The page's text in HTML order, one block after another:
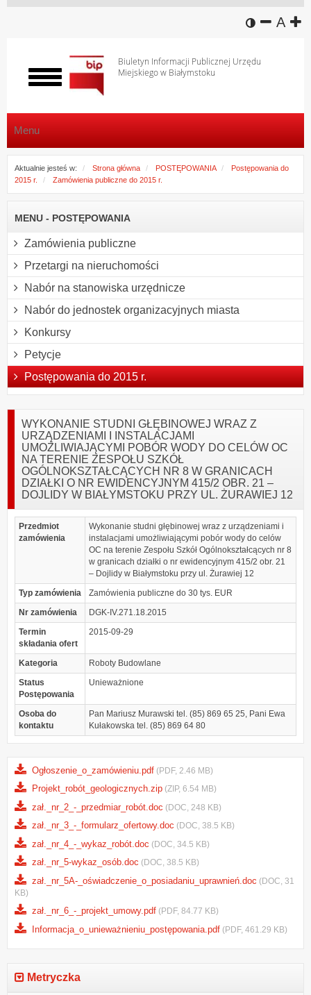
wersja
A
Biuletyn Informacji Publicznej Urzędu
Miejskiego w Białymstoku
Włącz
menu
Menu
Aktualnie jesteś w: Strona główna POSTĘPOWANIA
Postępowania do
2015 r.
Zamówienia publiczne do 2015 r.
MENU - POSTĘPOWANIA
Zamówienia publiczne
Przetargi na nieruchomości
Nabór na stanowiska urzędnicze
Nabór do jednostek organizacyjnych miasta
Konkursy
Petycje
Postępowania do 2015 r.
WYKONANIE STUDNI GŁĘBINOWEJ WRAZ Z
URZĄDZENIAMI I INSTALACJAMI
UMOŻLIWIAJĄCYMI POBÓR WODY DO CELÓW OC
NA TERENIE ZESPOŁU SZKÓŁ
OGÓLNOKSZTAŁCĄCYCH NR 8 W GRANICACH
DZIAŁKI O NR EWIDENCYJNYM 415/2 OBR. 21 –
DOJLIDY W BIAŁYMSTOKU PRZY UL. ŻURAWIEJ 12
Przedmiot
zamówienia
Wykonanie studni głębinowej wraz z urządzeniami i
instalacjami umożliwiającymi pobór wody do celów
OC na terenie Zespołu Szkół Ogólnokształcących nr 8
w granicach działki o nr ewidencyjnym 415/2 obr. 21
– Dojlidy w Białymstoku przy ul. Żurawiej 12
Typ zamówienia
Zamówienia publiczne do 30 tys. EUR
Nr zamówienia
DGK-IV.271.18.2015
Termin
składania ofert
2015-09-29
Kategoria
Roboty Budowlane
Status
Postępowania
Unieważnione
Osoba do
kontaktu
Pan Mariusz Murawski tel. (85) 869 65 25, Pani Ewa
Kułakowska tel. (85) 869 64 80
Ogłoszenie_o_zamówieniu.pdf (PDF, 2.46 MB)
Projekt_robót_geologicznych.zip (ZIP, 6.54 MB)
zał._nr_2_-_przedmiar_robót.doc (DOC, 248 KB)
zał._nr_3_-_formularz_ofertowy.doc (DOC, 38.5 KB)
zał._nr_4_-_wykaz_robót.doc (DOC, 34.5 KB)
zał._nr_5-wykaz_osób.doc (DOC, 38.5 KB)
zał._nr_5A-_oświadczenie_o_posiadaniu_uprawnień.doc (DOC, 31
KB)
zał._nr_6_-_projekt_umowy.pdf (PDF, 84.77 KB)
Informacja_o_unieważnieniu_postępowania.pdf (PDF, 461.29 KB)
Metryczka